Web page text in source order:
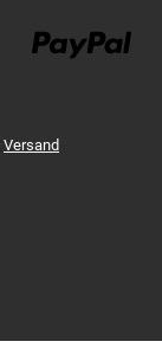
Versand